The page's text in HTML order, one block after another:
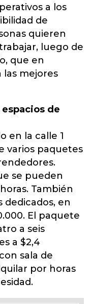
a los
de
quieren
luego de
que en
las mejores
de
en la calle 1
varios paquetes
se pueden
También
dedicados, en
El paquete
a seis
a $2,4
sala de
por horas